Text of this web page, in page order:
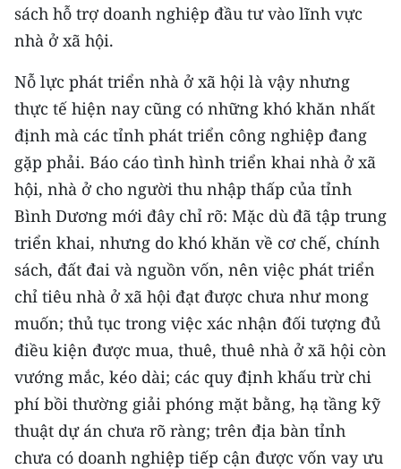
CHUYÊN ĐỀ
CÁC CHUYÊN TRANG
VỀ BÁO NHÂN DÂN
THỜI NAY
NHÂN DÂN CUỐI TUẦN
NHÂN DÂN HẰNG THÁNG
MUA BÁO
ĐỌC BÁO IN
ENGLISH
中文
sách hỗ trợ doanh nghiệp đầu tư vào lĩnh vực
nhà ở xã hội.
Nỗ lực phát triển nhà ở xã hội là vậy nhưng
thực tế hiện nay cũng có những khó khăn nhất
định mà các tỉnh phát triển công nghiệp đang
gặp phải. Báo cáo tình hình triển khai nhà ở xã
hội, nhà ở cho người thu nhập thấp của tỉnh
Bình Dương mới đây chỉ rõ: Mặc dù đã tập trung
triển khai, nhưng do khó khăn về cơ chế, chính
sách, đất đai và nguồn vốn, nên việc phát triển
chỉ tiêu nhà ở xã hội đạt được chưa như mong
muốn; thủ tục trong việc xác nhận đối tượng đủ
điều kiện được mua, thuê, thuê nhà ở xã hội còn
vướng mắc, kéo dài; các quy định khấu trừ chi
phí bồi thường giải phóng mặt bằng, hạ tầng kỹ
thuật dự án chưa rõ ràng; trên địa bàn tỉnh
chưa có doanh nghiệp tiếp cận được vốn vay ưu